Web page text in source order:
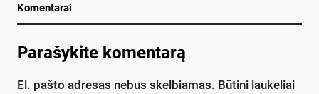
Komentarai
Parašykite komentarą
El. pašto adresas nebus skelbiamas. Būtini laukeliai